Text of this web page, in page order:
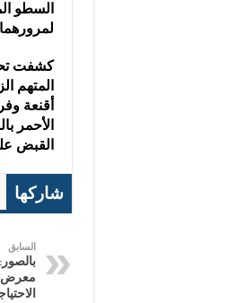
السطو
كشفت
المتهم
أقنعة
الأحمر
القبض
شاركها
السابق
معرض